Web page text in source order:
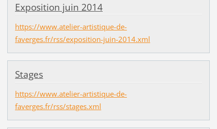
Exposition juin 2014
https://www.atelier-artistique-de-
faverges.fr/rss/exposition-juin-2014.xml
Stages
https://www.atelier-artistique-de-
faverges.fr/rss/stages.xml